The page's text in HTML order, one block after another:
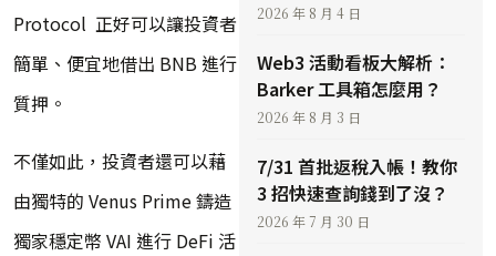
Protocol 正好可以讓投資者
簡單、便宜地借出 BNB 進行
質押。
不僅如此，投資者還可以藉
由獨特的 Venus Prime 鑄造
獨家穩定幣 VAI 進行 DeFi 活
2026 年 8 月 4 日
Web3 活動看板大解析：
Barker 工具箱怎麼用？
2026 年 8 月 3 日
7/31 首批返稅入帳！教你
3 招快速查詢錢到了沒？
2026 年 7 月 30 日